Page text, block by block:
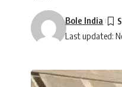
Last updated:
Bole India